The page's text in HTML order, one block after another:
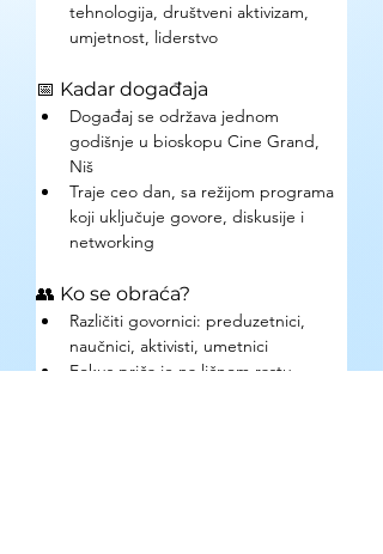
tehnologija, društveni aktivizam,
umjetnost, liderstvo
📅 Kadar događaja
Događaj se održava jednom
godišnje u bioskopu Cine Grand,
Niš
Traje ceo dan, sa režijom programa
koji uključuje govore, diskusije i
networking
👥 Ko se obraća?
Različiti govornici: preduzetnici,
naučnici, aktivisti, umetnici
Fokus priča je na ličnom rastu,